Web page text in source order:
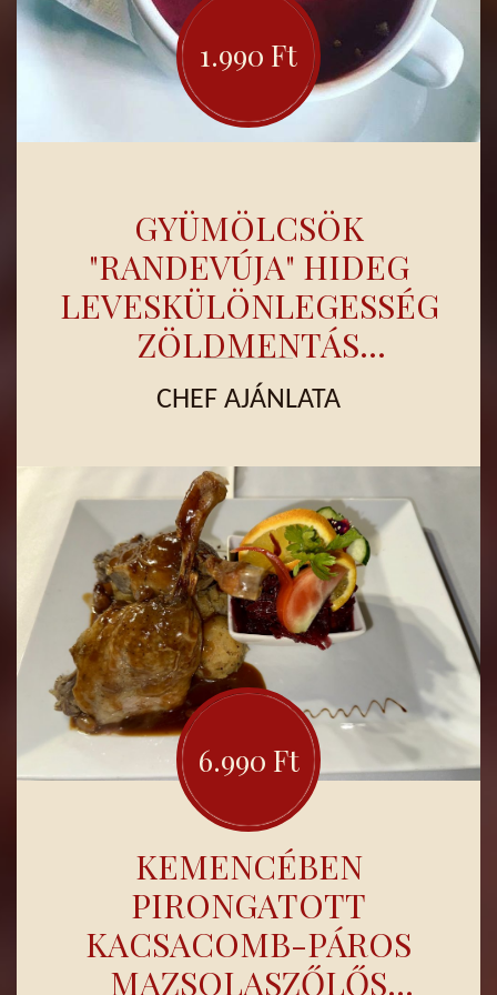
TARTÁRRAL, BAKONYI
RAGUVAL)
GYÜMÖLCSÖK
"RANDEVÚJA" HIDEG
LEVESKÜLÖNLEGESSÉG,
ZÖLDMENTÁS
CITROMFAGYIVAL
CHEF AJÁNLATA
1.990 Ft
KEMENCÉBEN
PIRONGATOTT
KACSACOMB-PÁROS
MAZSOLASZŐLŐS
6.990 Ft